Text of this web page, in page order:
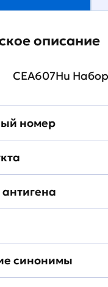
описание
CEA607Hu
номер
синонимы